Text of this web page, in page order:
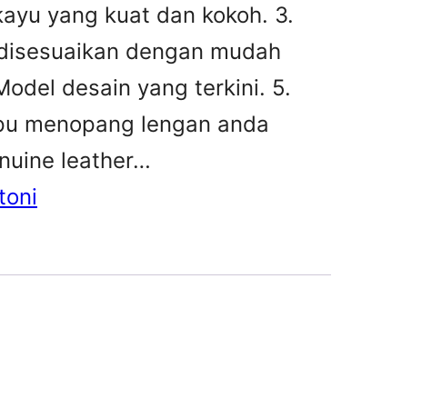
yang kuat dan kokoh. 3.
dengan mudah
desain yang terkini. 5.
menopang lengan anda
leather…